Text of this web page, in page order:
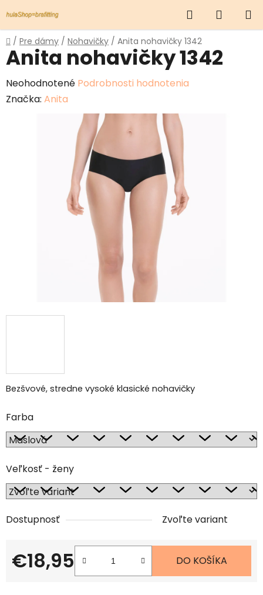
na
obsah
Hľadať
KOŠÍK
Domov
/ Pre dámy / Nohavičky / Anita nohavičky 1342
Bezšvové, stredne vysoké klasické nohavičky
Farba
Veľkosť - ženy
Dostupnosť Zvoľte variant
€18,95
Jednotková cena:
DO KOŠÍKA
Anita nohavičky 1342
Priemerné
hodnotenie
Neohodnotené Podrobnosti hodnotenia
Značka: Anita